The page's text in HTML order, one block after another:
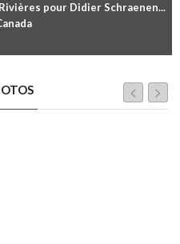
pour Didier Schraenen...